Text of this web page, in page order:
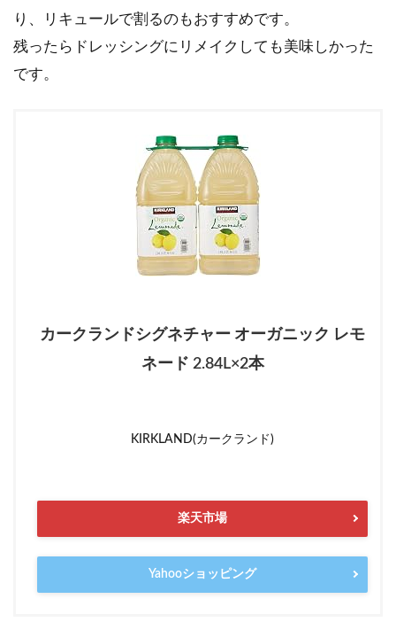
り、リキュールで割るのもおすすめです。
残ったらドレッシングにリメイクしても美味しかった
です。
カークランドシグネチャー オーガニック レモ
ネード 2.84L×2本
KIRKLAND(カークランド)
楽天市場
Yahooショッピング